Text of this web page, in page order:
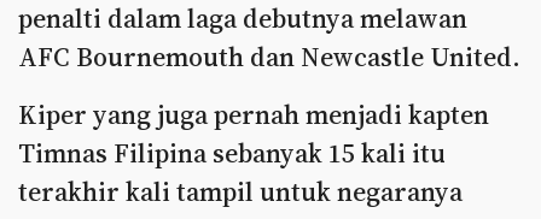
penalti dalam laga debutnya melawan
AFC Bournemouth dan Newcastle United.
Kiper yang juga pernah menjadi kapten
Timnas Filipina sebanyak 15 kali itu
terakhir kali tampil untuk negaranya